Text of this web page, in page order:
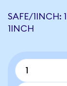
SAFE/1INCH:
1INCH